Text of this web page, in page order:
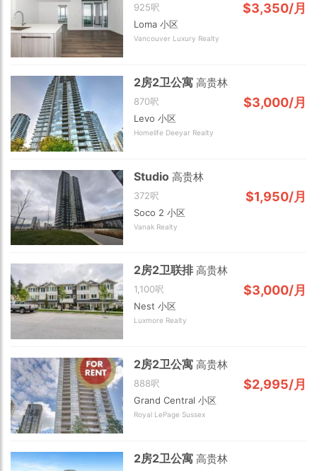
925呎 $3,350/月
Loma 小区
Vancouver Luxury Realty
2房2卫公寓高贵林
870呎 $3,000/月
Levo 小区
Homelife Deeyar Realty
Studio高贵林
372呎 $1,950/月
Soco 2 小区
Vanak Realty
2房2卫联排高贵林
1,100呎 $3,000/月
Nest 小区
Luxmore Realty
2房2卫公寓高贵林
888呎 $2,995/月
Grand Central 小区
Royal LePage Sussex
2房2卫公寓高贵林